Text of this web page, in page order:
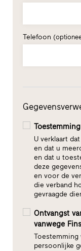
Telefoon
U verklaart
en dat u
en dat u
deze
en voor de
die verband
gevraagde
Ontvangst
vanwege
persoonlijke